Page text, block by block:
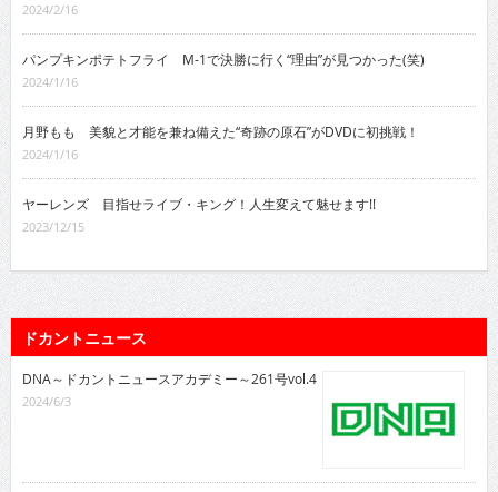
2024/2/16
パンプキンポテトフライ M-1で決勝に行く“理由”が見つかった(笑)
2024/1/16
月野もも 美貌と才能を兼ね備えた“奇跡の原石”がDVDに初挑戦！
2024/1/16
ヤーレンズ 目指せライブ・キング！人生変えて魅せます!!
2023/12/15
ドカントニュース
DNA～ドカントニュースアカデミー～261号vol.4
2024/6/3